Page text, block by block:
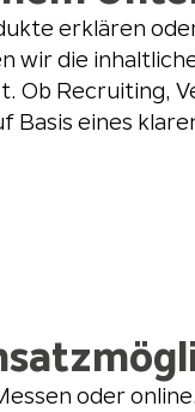
erklären
wir die
Ob Recruiting,
Basis eines
oder